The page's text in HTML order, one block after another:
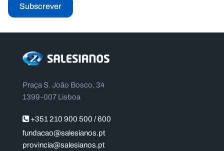
Subscrever
Praça S. João Bosco, 34
1399-007 Lisboa
+351 210 900 500 / 600
fundacao@salesianos.pt
provincia@salesianos.pt